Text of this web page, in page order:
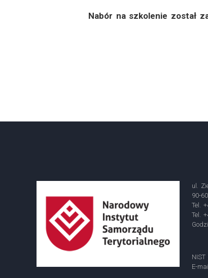
Nabór na szkolenie został
ul.
90-
Tel.
Tel.
E-